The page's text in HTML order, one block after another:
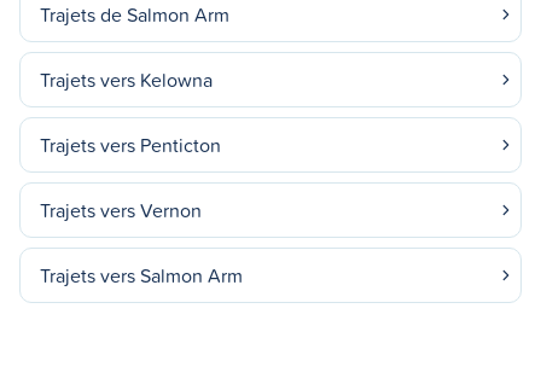
Trajets de Salmon Arm
Trajets vers Kelowna
Trajets vers Penticton
Trajets vers Vernon
Trajets vers Salmon Arm